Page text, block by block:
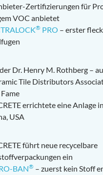
Zertifizierungen für
VOC anbietet
® PRO – erster
Dr. Henry M. Rothberg –
Tile Distributors
errichtete eine Anlage
USA
führt neue recycelbare
ein
BAN® – zuerst kein Stoff